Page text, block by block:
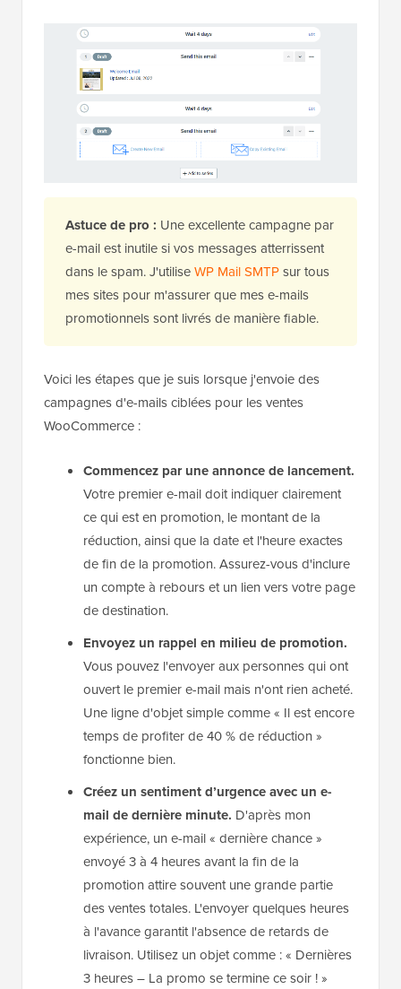
Astuce de pro : Une excellente campagne par
e-mail est inutile si vos messages atterrissent
dans le spam. J'utiliseWP Mail SMTPsur tous
mes sites pour m'assurer que mes e-mails
promotionnels sont livrés de manière fiable.
Voici les étapes que je suis lorsque j'envoie des
campagnes d'e-mails ciblées pour les ventes
WooCommerce :
Commencez par une annonce de lancement.
Votre premier e-mail doit indiquer clairement
ce qui est en promotion, le montant de la
réduction, ainsi que la date et l'heure exactes
de fin de la promotion. Assurez-vous d'inclure
un compte à rebours et un lien vers votre page
de destination.
Envoyez un rappel en milieu de promotion.
Vous pouvez l'envoyer aux personnes qui ont
ouvert le premier e-mail mais n'ont rien acheté.
Une ligne d'objet simple comme « Il est encore
temps de profiter de 40 % de réduction »
fonctionne bien.
Créez un sentiment d’urgence avec un e-
mail de dernière minute. D'après mon
expérience, un e-mail « dernière chance »
envoyé 3 à 4 heures avant la fin de la
promotion attire souvent une grande partie
des ventes totales. L'envoyer quelques heures
à l'avance garantit l'absence de retards de
livraison. Utilisez un objet comme : « Dernières
3 heures – La promo se termine ce soir ! »